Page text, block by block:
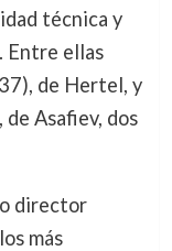
técnica y
Entre ellas
de Hertel, y
Asafiev, dos
director
más